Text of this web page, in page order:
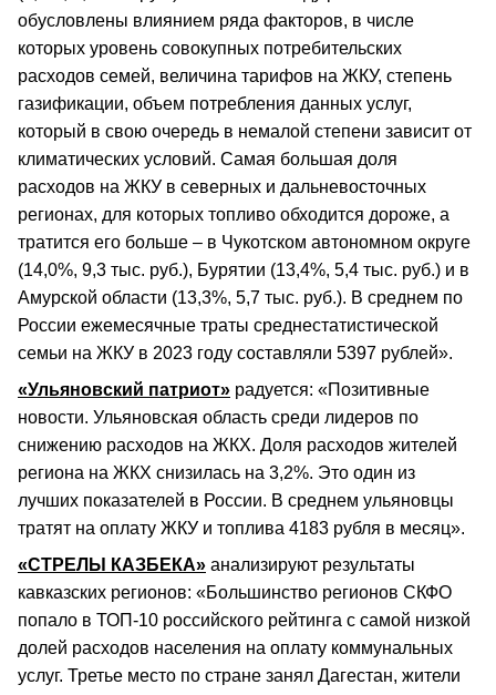
обусловлены влиянием ряда факторов, в числе
которых уровень совокупных потребительских
расходов семей, величина тарифов на ЖКУ, степень
газификации, объем потребления данных услуг,
который в свою очередь в немалой степени зависит от
климатических условий. Самая большая доля
расходов на ЖКУ в северных и дальневосточных
регионах, для которых топливо обходится дороже, а
тратится его больше – в Чукотском автономном округе
(14,0%, 9,3 тыс. руб.), Бурятии (13,4%, 5,4 тыс. руб.) и в
Амурской области (13,3%, 5,7 тыс. руб.). В среднем по
России ежемесячные траты среднестатистической
семьи на ЖКУ в 2023 году составляли 5397 рублей».
«Ульяновский патриот» радуется: «Позитивные
новости. Ульяновская область среди лидеров по
снижению расходов на ЖКХ. Доля расходов жителей
региона на ЖКХ снизилась на 3,2%. Это один из
лучших показателей в России. В среднем ульяновцы
тратят на оплату ЖКУ и топлива 4183 рубля в месяц».
«СТРЕЛЫ КАЗБЕКА» анализируют результаты
кавказских регионов: «Большинство регионов СКФО
попало в ТОП-10 российского рейтинга с самой низкой
долей расходов населения на оплату коммунальных
услуг. Третье место по стране занял Дагестан, жители